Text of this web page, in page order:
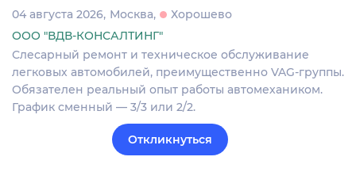
04 августа 2026 Москва
Хорошево
ООО "ВДВ-КОНСАЛТИНГ"
Слесарный ремонт и техническое обслуживание
легковых автомобилей, преимущественно VAG-группы.
Обязателен реальный опыт работы автомехаником.
График сменный — 3/3 или 2/2.
Откликнуться